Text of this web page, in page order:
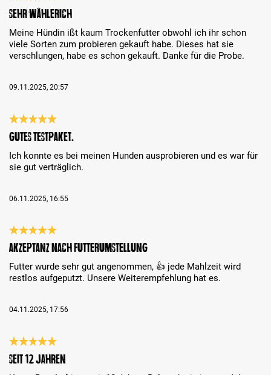
Bewertung mit 5 von 5 Sternen
Sehr wählerich
Meine Hündin ißt kaum Trockenfutter obwohl ich ihr schon
viele Sorten zum probieren gekauft habe. Dieses hat sie
verschlungen, habe es schon gekauft. Danke für die Probe.
09.11.2025, 20:57
Bewertung mit 5 von 5 Sternen
Gutes Testpaket.
Ich konnte es bei meinen Hunden ausprobieren und es war für
sie gut verträglich.
06.11.2025, 16:55
Bewertung mit 5 von 5 Sternen
Akzeptanz nach Futterumstellung
Futter wurde sehr gut angenommen, 👍 jede Mahlzeit wird
restlos aufgeputzt. Unsere Weiterempfehlung hat es.
04.11.2025, 17:56
Bewertung mit 5 von 5 Sternen
Seit 12 Jahren